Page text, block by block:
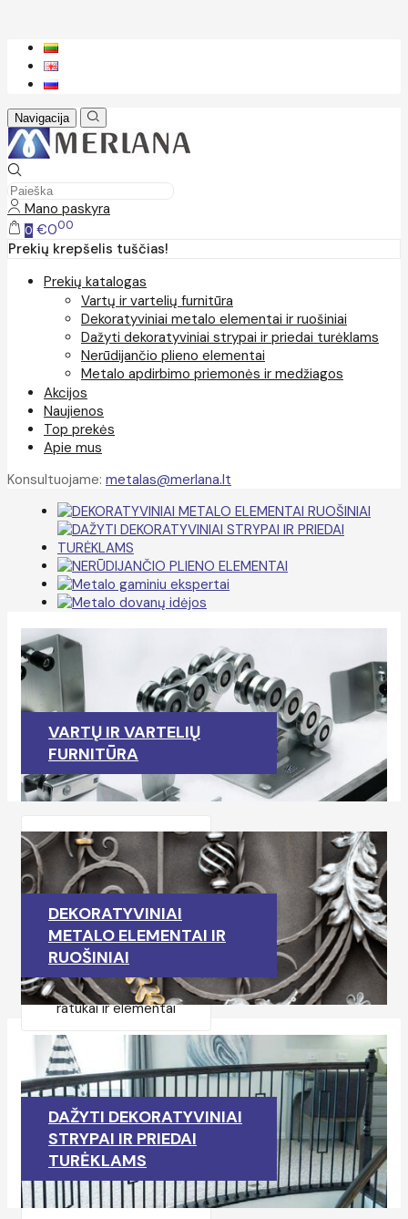
Navigacija
Mano paskyra
0 €000
Prekių krepšelis tuščias!
Prekių katalogas
Vartų ir vartelių furnitūra
Dekoratyviniai metalo elementai ir ruošiniai
Dažyti dekoratyviniai strypai ir priedai turėklams
Nerūdijančio plieno elementai
Metalo apdirbimo priemonės ir medžiagos
Akcijos
Naujienos
Top prekės
Apie mus
Konsultuojame: metalas@merlana.lt
VARTŲ IR VARTELIŲ
FURNITŪRA
Stumdomų vartų
ratukai ir elementai
DEKORATYVINIAI
METALO ELEMENTAI IR
RUOŠINIAI
DAŽYTI DEKORATYVINIAI
STRYPAI IR PRIEDAI
TURĖKLAMS